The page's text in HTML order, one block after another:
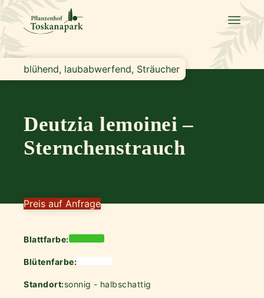
blühend, laubabwerfend, Sträucher
Deutzia lemoinei –
Sternchenstrauch
Preis auf Anfrage
Blattfarbe:
Blütenfarbe:
Standort:sonnig - halbschattig